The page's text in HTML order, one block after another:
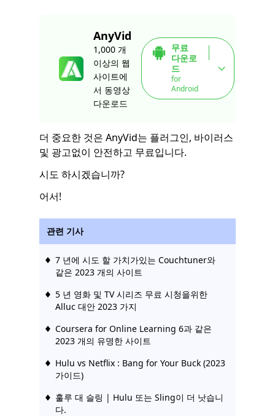
AnyVid
1,000 개
이상의 웹
사이트에
서 동영상
다운로드
무료
다운로
드
for
Android
더 중요한 것은 AnyVid는 플러그인, 바이러스
및 광고없이 안전하고 무료입니다.
시도 하시겠습니까?
어서!
관련 기사
7 년에 시도 할 가치가있는 Couchtuner와
같은 2023 개의 사이트
5 년 영화 및 TV 시리즈 무료 시청을위한
Alluc 대안 2023 가지
Coursera for Online Learning 6과 같은
2023 개의 유명한 사이트
Hulu vs Netflix : Bang for Your Buck (2023
가이드)
훌루 대 슬링 | Hulu 또는 Sling이 더 낫습니
다.